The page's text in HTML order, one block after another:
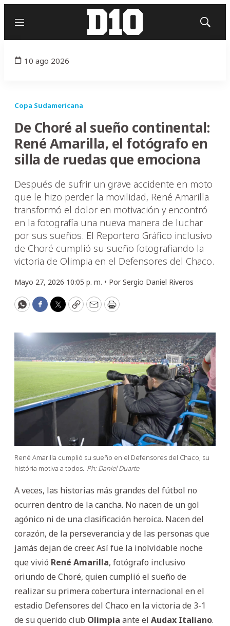
Menú
Mostrar
10 ago 2026
Copa Sudamericana
De Choré al sueño continental:
René Amarilla, el fotógrafo en
silla de ruedas que emociona
Después de sufrir un grave accidente en moto
que le hizo perder la movilidad, René Amarilla
transformó el dolor en motivación y encontró
en la fotografía una nueva manera de luchar
por sus sueños. El Reportero Gráfico inclusivo
de Choré cumplió su sueño fotografiando la
victoria de Olimpia en el Defensores del Chaco.
Mayo 27, 2026 10:05 p. m. • PorSergio Daniel Riveros
WhatsApp
Facebook
Twitter
CopyEmailPrint
René Amarilla cumplió su sueño en el Defensores del Chaco, su
história motiva a todos. Ph: Daniel Duarte
A veces, las historias más grandes del fútbol no
ocurren dentro de la cancha. No nacen de un gol
agónico ni de una clasificación heroica. Nacen del
corazón, de la perseverancia y de las personas que
jamás dejan de creer. Así fue la inolvidable noche
que vivió René Amarilla, fotógrafo inclusivo
oriundo de Choré, quien cumplió el sueño de
realizar su primera cobertura internacional en el
estadio Defensores del Chaco en la victoria de 3-1
de su querido club Olimpia ante el Audax Italiano.